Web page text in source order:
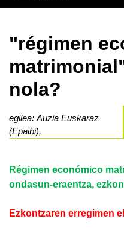
"régimen
nola?
egilea: Auzia Euskaraz
(Epaibi),
Régimen económico
ondasun-eraentza,
Ezkontzaren erregimen